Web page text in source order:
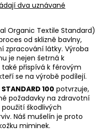
dva uznávané
Organic Textile Standard)
od sklizně bavlny,
zpracování látky. Výroba
je nejen šetrná k
přispívá k férovým
se na výrobě podílejí.
100 potvrzuje,
požadavky na zdravotní
škodlivých
Náš mušelín je proto
miminek.